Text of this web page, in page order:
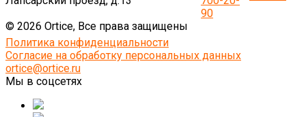
90
© 2026 Ortice, Все права защищены
Политика конфиденциальности
Согласие на обработку персональных данных
ortice@ortice.ru
Мы в соцсетях